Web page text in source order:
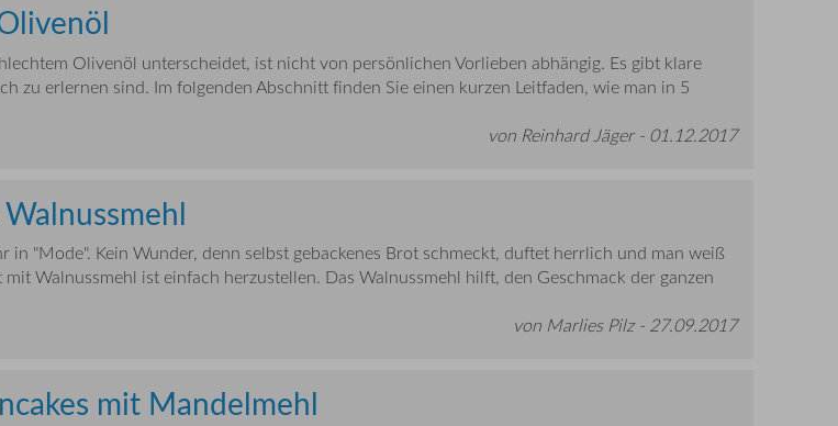
Olivenöl unterscheidet, ist nicht von persönlichen Vorlieben abhängig. Es gibt klare
zu erlernen sind. Im folgenden Abschnitt finden Sie einen kurzen Leitfaden, wie man in 5
von Reinhard Jäger - 01.12.2017
in "Mode". Kein Wunder, denn selbst gebackenes Brot schmeckt, duftet herrlich und man weiß
Walnussmehl ist einfach herzustellen. Das Walnussmehl hilft, den Geschmack der ganzen
von Marlies Pilz - 27.09.2017
mit Mandelmehl